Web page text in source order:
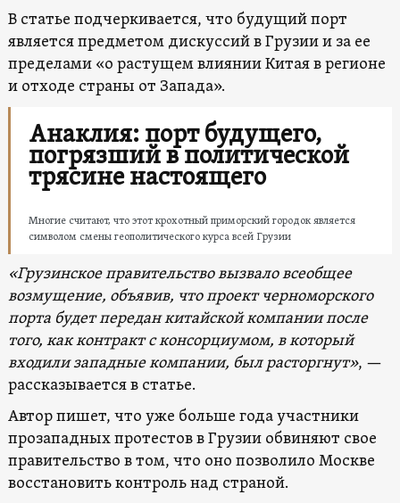
В статье подчеркивается, что будущий порт
является предметом дискуссий в Грузии и за ее
пределами «о растущем влиянии Китая в регионе
и отходе страны от Запада».
Анаклия: порт будущего,
погрязший в политической
трясине настоящего
Многие считают, что этот крохотный приморский городок является
символом смены геополитического курса всей Грузии
«Грузинское правительство вызвало всеобщее
возмущение, объявив, что проект черноморского
порта будет передан китайской компании после
того, как контракт с консорциумом, в который
входили западные компании, был расторгнут», —
рассказывается в статье.
Автор пишет, что уже больше года участники
прозападных протестов в Грузии обвиняют свое
правительство в том, что оно позволило Москве
восстановить контроль над страной.